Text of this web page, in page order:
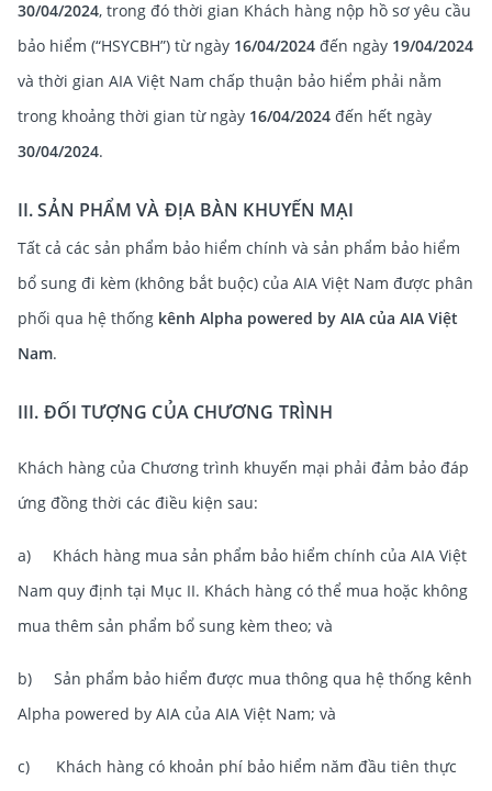
30/04/2024, trong đó thời gian Khách hàng nộp hồ sơ yêu cầu
bảo hiểm (“HSYCBH”) từ ngày 16/04/2024 đến ngày 19/04/2024
và thời gian AIA Việt Nam chấp thuận bảo hiểm phải nằm
trong khoảng thời gian từ ngày 16/04/2024 đến hết ngày
30/04/2024.
II. SẢN PHẨM VÀ ĐỊA BÀN KHUYẾN MẠI
Tất cả các sản phẩm bảo hiểm chính và sản phẩm bảo hiểm
bổ sung đi kèm (không bắt buộc) của AIA Việt Nam được phân
phối qua hệ thống kênh Alpha powered by AIA của AIA Việt
Nam.
III. ĐỐI TƯỢNG CỦA CHƯƠNG TRÌNH
Khách hàng của Chương trình khuyến mại phải đảm bảo đáp
ứng đồng thời các điều kiện sau:
a) Khách hàng mua sản phẩm bảo hiểm chính của AIA Việt
Nam quy định tại Mục II. Khách hàng có thể mua hoặc không
mua thêm sản phẩm bổ sung kèm theo; và
b) Sản phẩm bảo hiểm được mua thông qua hệ thống kênh
Alpha powered by AIA của AIA Việt Nam; và
c) Khách hàng có khoản phí bảo hiểm năm đầu tiên thực